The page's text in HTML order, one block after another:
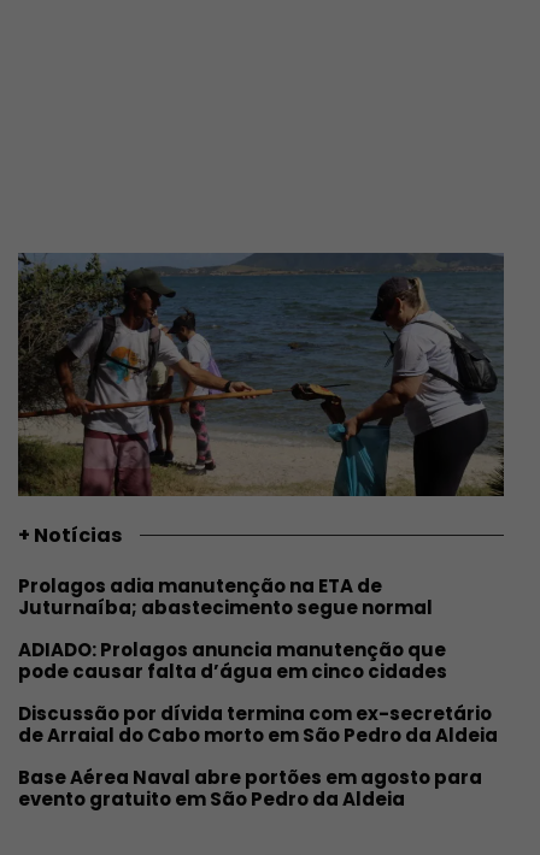
+ Notícias
Prolagos adia manutenção na ETA de
Juturnaíba; abastecimento segue normal
ADIADO: Prolagos anuncia manutenção que
pode causar falta d’água em cinco cidades
Discussão por dívida termina com ex-secretário
de Arraial do Cabo morto em São Pedro da Aldeia
Base Aérea Naval abre portões em agosto para
evento gratuito em São Pedro da Aldeia